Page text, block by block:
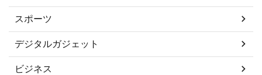
スポーツ
デジタルガジェット
ビジネス